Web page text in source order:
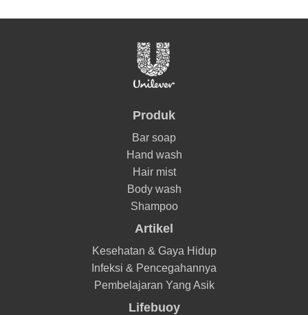
Produk
Bar soap
Hand wash
Hair mist
Body wash
Shampoo
Artikel
Kesehatan & Gaya Hidup
Infeksi & Pencegahannya
Pembelajaran Yang Asik
Lifebuoy